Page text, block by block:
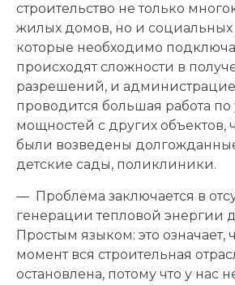
строительство не только
жилых домов, но и
которые необходимо
происходят сложности в
разрешений, и
проводится большая работа по
мощностей с других объектов,
были возведены
детские сады, поликлиники.
— Проблема заключается в
генерации тепловой энергии
Простым языком: это означает,
момент вся строительная
остановлена, потому что у нас